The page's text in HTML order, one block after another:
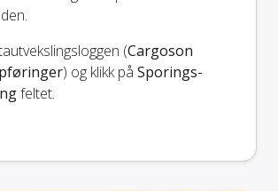
(Cargoson
) og klikk på Sporings-
feltet.